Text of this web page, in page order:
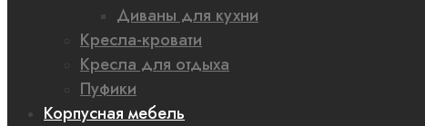
Диваны для кухни
Кресла-кровати
Кресла для отдыха
Пуфики
Корпусная мебель